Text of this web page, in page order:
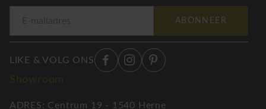
ABONNEER
LIKE & VOLG ONS
ADRES: Centrum 19 - 1540 Herne